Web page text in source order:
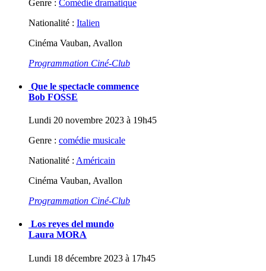
Genre : Comédie dramatique
Nationalité : Italien
Cinéma Vauban, Avallon
Programmation Ciné-Club
Que le spectacle commence
Bob FOSSE
Lundi 20 novembre 2023 à 19h45
Genre : comédie musicale
Nationalité : Américain
Cinéma Vauban, Avallon
Programmation Ciné-Club
Los reyes del mundo
Laura MORA
Lundi 18 décembre 2023 à 17h45